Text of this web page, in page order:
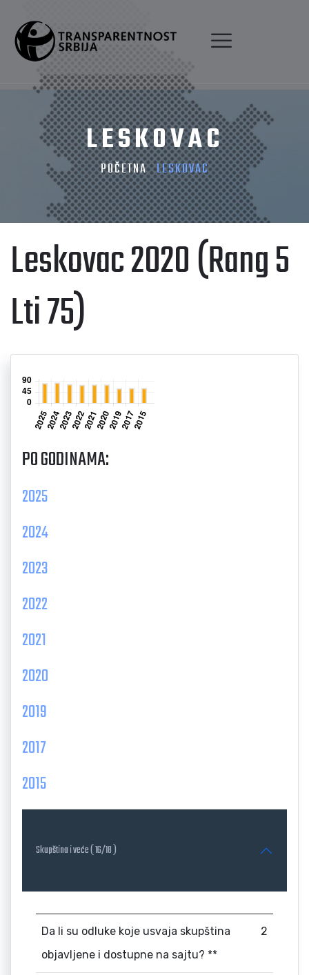
LESKOVAC
POČETNA LESKOVAC
Leskovac 2020 (Rang 5
Lti 75)
PO GODINAMA:
2025
2024
2023
2022
2021
2020
2019
2017
2015
Skupština i veće ( 16/18 )
Da li su odluke koje usvaja skupština
objavljene i dostupne na sajtu? **
2